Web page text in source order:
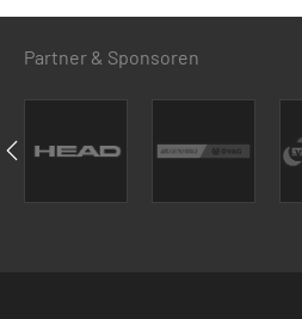
Partner & Sponsoren